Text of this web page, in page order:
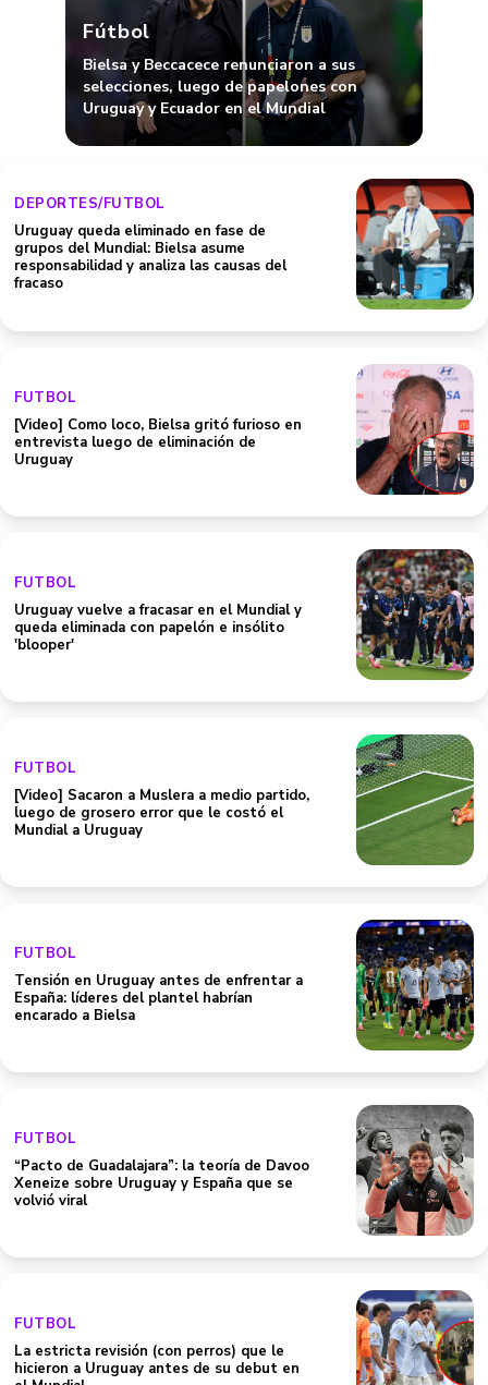
Fútbol
Bielsa y Beccacece renunciaron a sus
selecciones, luego de papelones con
Uruguay y Ecuador en el Mundial
DEPORTES/FUTBOL
Uruguay queda eliminado en fase de
grupos del Mundial: Bielsa asume
responsabilidad y analiza las causas del
fracaso
FUTBOL
[Video] Como loco, Bielsa gritó furioso en
entrevista luego de eliminación de
Uruguay
FUTBOL
Uruguay vuelve a fracasar en el Mundial y
queda eliminada con papelón e insólito
'blooper'
FUTBOL
[Video] Sacaron a Muslera a medio partido,
luego de grosero error que le costó el
Mundial a Uruguay
FUTBOL
Tensión en Uruguay antes de enfrentar a
España: líderes del plantel habrían
encarado a Bielsa
FUTBOL
“Pacto de Guadalajara”: la teoría de Davoo
Xeneize sobre Uruguay y España que se
volvió viral
FUTBOL
La estricta revisión (con perros) que le
hicieron a Uruguay antes de su debut en